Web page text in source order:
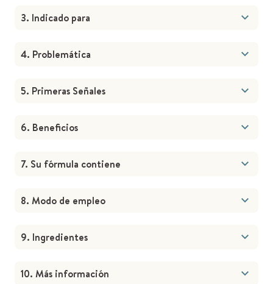
3. Indicado para
4. Problemática
5. Primeras Señales
6. Beneficios
7. Su fórmula contiene
8. Modo de empleo
9. Ingredientes
10. Más información